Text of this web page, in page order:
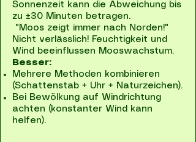
Sonnenzeit kann die Abweichung bis
zu ±30 Minuten betragen.
"Moos zeigt immer nach Norden!"
Nicht verlässlich! Feuchtigkeit und
Wind beeinflussen Mooswachstum.
Besser:
Mehrere Methoden kombinieren
(Schattenstab + Uhr + Naturzeichen).
Bei Bewölkung auf Windrichtung
achten (konstanter Wind kann
helfen).